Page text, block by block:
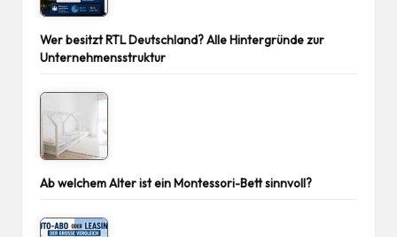
Wer besitzt RTL Deutschland? Alle Hintergründe zur
Unternehmensstruktur
Ab welchem Alter ist ein Montessori-Bett sinnvoll?